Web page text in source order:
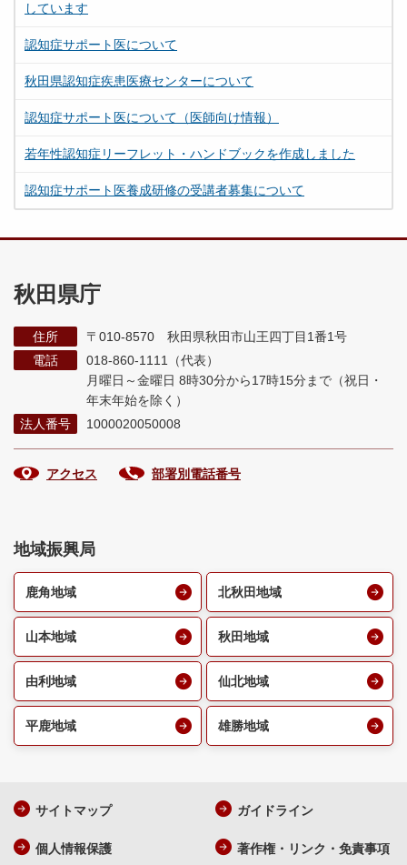
しています
認知症サポート医について
秋田県認知症疾患医療センターについて
認知症サポート医について（医師向け情報）
若年性認知症リーフレット・ハンドブックを作成しました
認知症サポート医養成研修の受講者募集について
秋田県庁
住所
〒010-8570 秋田県秋田市山王四丁目1番1号
電話
018-860-1111（代表）
月曜日～金曜日 8時30分から17時15分まで （祝日・
年末年始を除く）
法人番号
1000020050008
アクセス 部署別電話番号
地域振興局
鹿角地域 北秋田地域
山本地域 秋田地域
由利地域 仙北地域
平鹿地域 雄勝地域
サイトマップ ガイドライン
個人情報保護 著作権・リンク・免責事項